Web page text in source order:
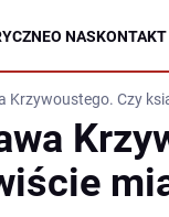
O NASKONTAKT
Krzywoustego. Czy